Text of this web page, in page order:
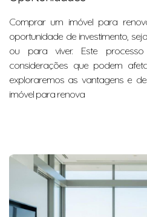
Comprar um imóvel para
oportunidade de investimento,
ou para viver. Este
considerações que podem
exploraremos as vantagens e
imóvel para renova